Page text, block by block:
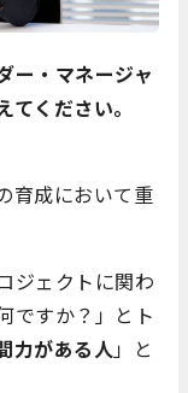
ー・マネージャ
ください。
育成において重
ジェクトに関わ
ですか？」とト
力がある人 」と